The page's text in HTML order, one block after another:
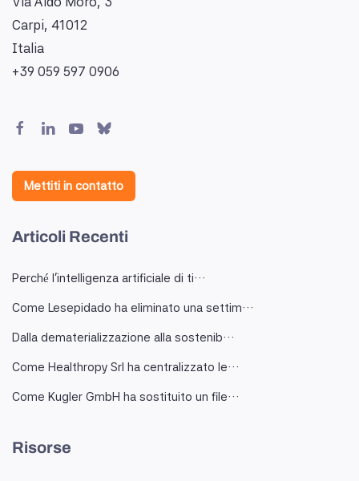
Carpi, 41012
Italia
+39 059 597 0906
Mettiti in contatto
Articoli Recenti
Perché l'intelligenza artificiale di ti…
Come Lesepidado ha eliminato una settim…
Dalla dematerializzazione alla sostenib…
Come Healthropy Srl ha centralizzato le…
Come Kugler GmbH ha sostituito un file…
Risorse